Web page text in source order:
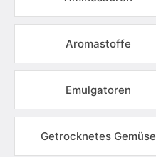
Aromastoffe
Emulgatoren
Getrocknetes Gemüse